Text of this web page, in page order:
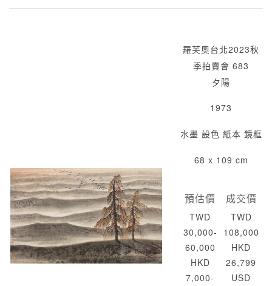
羅芙奧台北2023秋
季拍賣會 683
夕陽
1973
水墨 設色 紙本 鏡框
68 x 109 cm
預估價
TWD
30,000-
60,000
HKD
7,000-
成交價
TWD
108,000
HKD
26,799
USD